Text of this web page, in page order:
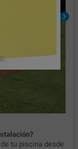
chevron_right
tu piscina desde